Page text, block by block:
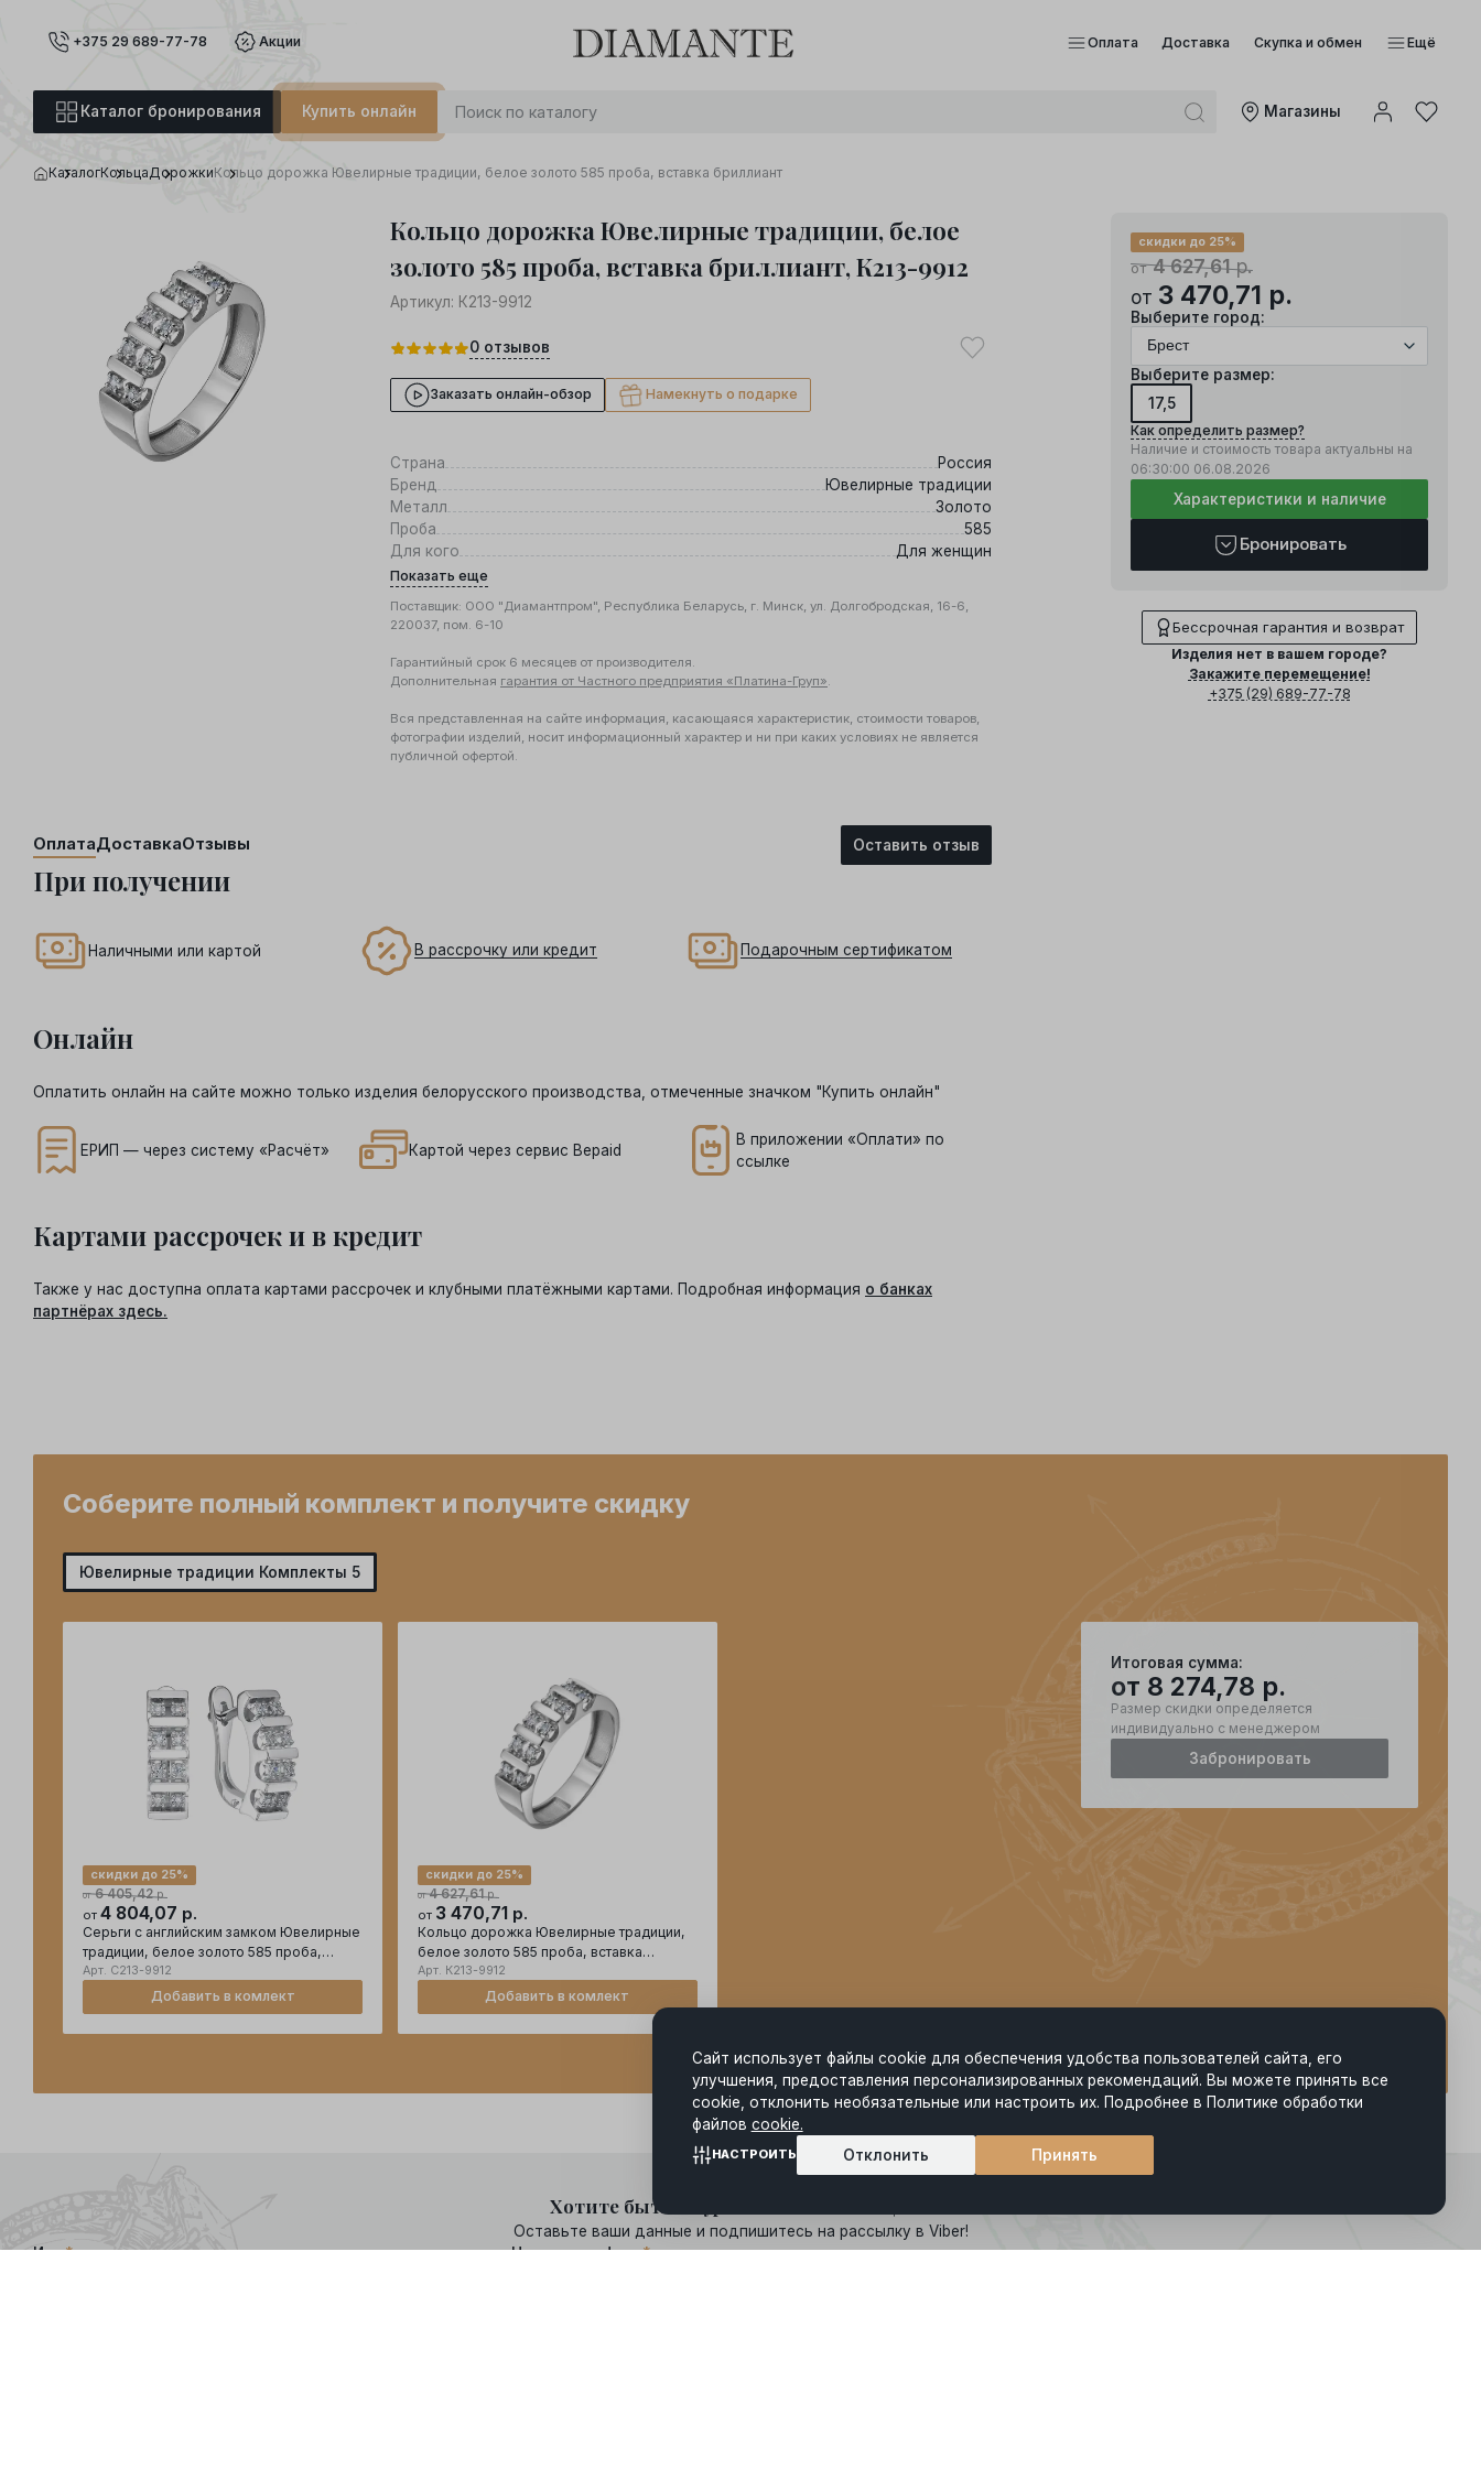
+375 29 689-77-78 Акции Оплата Доставка Скупка и обмен Ещё
Каталог бронирования Купить онлайн Mагазины
0 : 0 0
КаталогКольцаДорожкиКольцо дорожка Ювелирные традиции, белое золото 585 проба, вставка бриллиант
Кольцо дорожка Ювелирные традиции, белое
золото 585 проба, вставка бриллиант, К213-9912
Артикул: К213-9912
0 отзывов
Заказать онлайн-обзор Намекнуть о подарке
от4 627,61р.
скидки до 25%
от 3 470,71 р.
Выберите город:
Выберите размер:
17,5
Как определить размер?
Наличие и стоимость товара актуальны на
06:30:00 06.08.2026
Характеристики и наличие
Бронировать
Бессрочная гарантия и возврат
Изделия нет в вашем городе?
Закажите перемещение!
+375 (29) 689-77-78
Страна
Россия
Бренд
Ювелирные традиции
Металл
Золото
Проба
585
Для кого
Для женщин
Показать еще
Поставщик: ООО "Диамантпром", Республика Беларусь, г. Минск, ул. Долгобродская, 16-6,
220037, пом. 6-10
Гарантийный срок 6 месяцев от производителя.
Дополнительная гарантия от Частного предприятия «Платина-Груп».
Вся представленная на сайте информация, касающаяся характеристик, стоимости товаров,
фотографии изделий, носит информационный характер и ни при каких условиях не является
публичной офертой.
Оплата
При получении
Наличными или картой В рассрочку или кредит Подарочным сертификатом
Онлайн
Оплатить онлайн на сайте можно только изделия белорусского производства, отмеченные значком "Купить онлайн"
ЕРИП — через систему «Расчёт» Картой через сервис Bepaid
В приложении «Оплати» по
ссылке
Картами рассрочек и в кредит
Также у нас доступна оплата картами рассрочек и клубными платёжными картами. Подробная информация о банках
партнёрах здесь.
ДоставкаОтзывы Оставить отзыв
Соберите полный комплект и получите скидку
Ювелирные традиции Комплекты 5
от6 405,42р.
скидки до 25%
от 4 804,07 р.
Серьги с английским замком Ювелирные
традиции, белое золото 585 проба,
вставка бриллиант
Арт. С213-9912
Добавить в комлект
от4 627,61р.
скидки до 25%
от 3 470,71 р.
Кольцо дорожка Ювелирные традиции,
белое золото 585 проба, вставка
бриллиант
Арт. К213-9912
Добавить в комлект
Итоговая сумма:
от 8 274,78 р.
Размер скидки определяется
индивидуально с менеджером
Забронировать
Сайт использует файлы cookie для обеспечения удобства пользователей сайта, его
улучшения, предоставления персонализированных рекомендаций. Вы можете принять все
cookie, отклонить необязательные или настроить их. Подробнее в Политике обработки
файлов cookie.
НАСТРОИТЬ Отклонить Принять
Хотите быть в курсе всех наших акций?
Оставьте ваши данные и подпишитесь на рассылку в Viber!
Имя* Номер телефона*